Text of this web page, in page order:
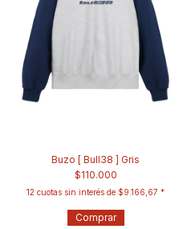
Buzo [ Bull38 ] Gris
$110.000
12 cuotas sin interés de $9.166,67
Comprar